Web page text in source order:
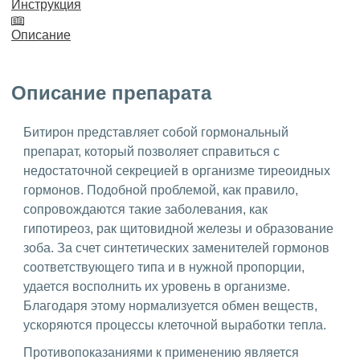
Инструкция
Описание
Описание препарата
Битирон представляет собой гормональный
препарат, который позволяет справиться с
недостаточной секрецией в организме тиреоидных
гормонов. Подобной проблемой, как правило,
сопровождаются такие заболевания, как
гипотиреоз, рак щитовидной железы и образование
зоба. За счет синтетических заменителей гормонов
соответствующего типа и в нужной пропорции,
удается восполнить их уровень в организме.
Благодаря этому нормализуется обмен веществ,
ускоряются процессы клеточной выработки тепла.
Противопоказаниями к применению является